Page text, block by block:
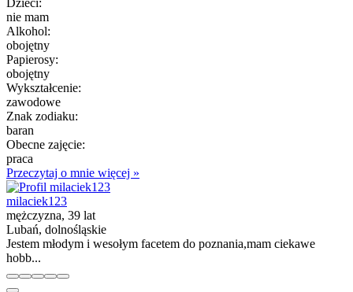
nie mam
Alkohol:
obojętny
Papierosy:
obojętny
Wykształcenie:
zawodowe
Znak zodiaku:
baran
Obecne zajęcie:
praca
Przeczytaj o mnie więcej »
milaciek123
mężczyzna, 39 lat
Lubań, dolnośląskie
Jestem młodym i wesołym facetem do poznania,mam ciekawe
hobb...